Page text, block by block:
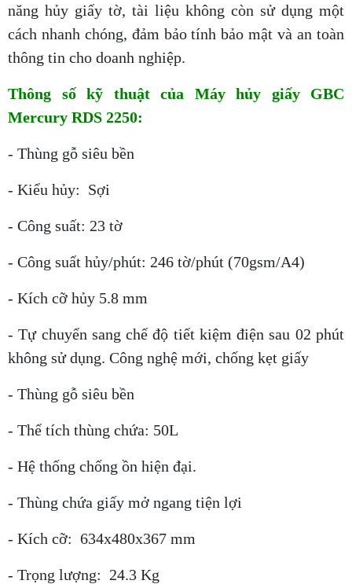
năng hủy giấy tờ, tài liệu không còn sử dụng một
cách nhanh chóng, đảm bảo tính bảo mật và an toàn
thông tin cho doanh nghiệp.
Thông số kỹ thuật của Máy hủy giấy GBC
Mercury RDS 2250:
- Thùng gỗ siêu bền
- Kiểu hủy: Sợi
- Công suất: 23 tờ
- Công suất hủy/phút: 246 tờ/phút (70gsm/A4)
- Kích cỡ hủy 5.8 mm
- Tự chuyển sang chế độ tiết kiệm điện sau 02 phút
không sử dụng. Công nghệ mới, chống kẹt giấy
- Thùng gỗ siêu bền
- Thể tích thùng chứa: 50L
- Hệ thống chống ồn hiện đại.
- Thùng chứa giấy mở ngang tiện lợi
- Kích cỡ: 634x480x367 mm
- Trọng lượng: 24.3 Kg